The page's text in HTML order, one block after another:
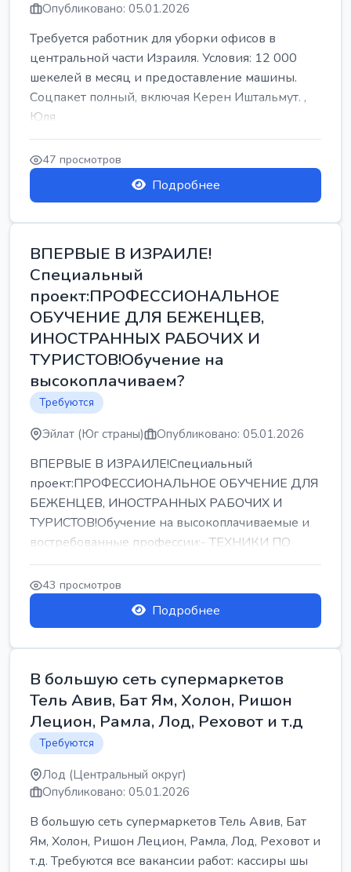
Опубликовано: 05.01.2026
Требуется работник для уборки офисов в
центральной части Израиля. Условия: 12 000
шекелей в месяц и предоставление машины.
Соцпакет полный, включая Керен Иштальмут. ,
Юля
47 просмотров
Подробнее
ВПЕРВЫЕ В ИЗРАИЛЕ!
Специальный
проект:ПРОФЕССИОНАЛЬНОЕ
ОБУЧЕНИЕ ДЛЯ БЕЖЕНЦЕВ,
ИНОСТРАННЫХ РАБОЧИХ И
ТУРИСТОВ!Обучение на
высокоплачиваем?
Требуются
Эйлат (Юг страны) Опубликовано: 05.01.2026
ВПЕРВЫЕ В ИЗРАИЛЕ!Специальный
проект:ПРОФЕССИОНАЛЬНОЕ ОБУЧЕНИЕ ДЛЯ
БЕЖЕНЦЕВ, ИНОСТРАННЫХ РАБОЧИХ И
ТУРИСТОВ!Обучение на высокоплачиваемые и
востребованные профессии:- ТЕХНИКИ ПО
РЕМОНТУ КОНДИЦИОНЕРОВ-...
43 просмотров
Подробнее
В большую сеть супермаркетов
Тель Авив, Бат Ям, Холон, Ришон
Лецион, Рамла, Лод, Реховот и т.д
Требуются
Лод (Центральный округ)
Опубликовано: 05.01.2026
В большую сеть супермаркетов Тель Авив, Бат
Ям, Холон, Ришон Лецион, Рамла, Лод, Реховот и
т.д. Требуются все вакансии работ: кассиры шы